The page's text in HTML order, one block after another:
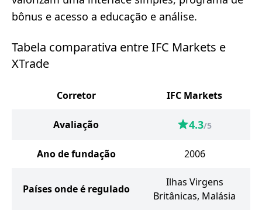
bônus e acesso a educação e análise.
Tabela comparativa entre IFC Markets e
XTrade
Corretor IFC Markets
Avaliação 4.3/5
Ano de fundação 2006
Países onde é regulado
Ilhas Virgens
Britânicas, Malásia